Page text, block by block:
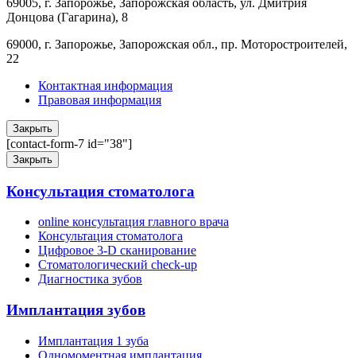
Донцова (Гагарина), 8
69000, г. Запорожье, Запорожская обл., пр. Моторостроителей,
22
Контактная информация
Правовая информация
Закрыть
[contact-form-7 id="38"]
Закрыть
Консультация стоматолога
online консультация главного врача
Консультация стоматолога
Цифровое 3-D сканирование
Стоматологический check-up
Диагностика зубов
Имплантация зубов
Имплантация 1 зуба
Одномоментная имплантация